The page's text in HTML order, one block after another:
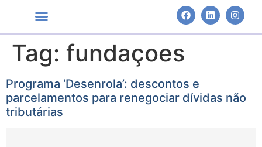
Tag: fundaçoes
Programa ‘Desenrola’: descontos e
parcelamentos para renegociar dívidas não
tributárias